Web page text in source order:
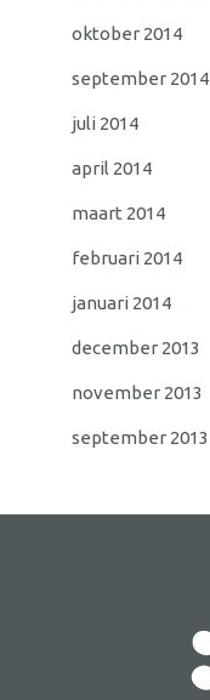
oktober 2014
september 2014
juli 2014
april 2014
maart 2014
februari 2014
januari 2014
december 2013
november 2013
september 2013